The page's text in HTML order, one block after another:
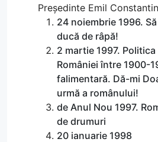
Președinte Emil
24 noiembrie 1996.
ducă de râpă!
2 martie 1997.
României între 1900-
falimentară. Dă-mi
urmă a românului!
de Anul Nou 1997.
de drumuri
20 ianuarie 1998